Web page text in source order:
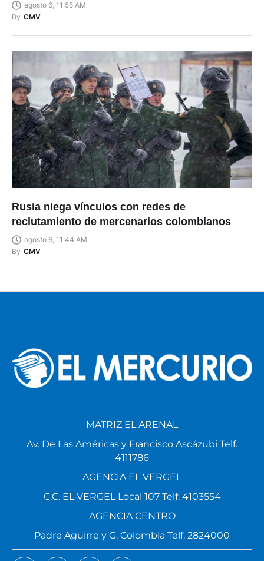
agosto 6, 11:55 AM
By CMV
Rusia niega vínculos con redes de
reclutamiento de mercenarios colombianos
agosto 6, 11:44 AM
By CMV
MATRIZ EL ARENAL
Av. De Las Américas y Francisco Ascázubi Telf.
4111786
AGENCIA EL VERGEL
C.C. EL VERGEL Local 107 Telf. 4103554
AGENCIA CENTRO
Padre Aguirre y G. Colombia Telf. 2824000